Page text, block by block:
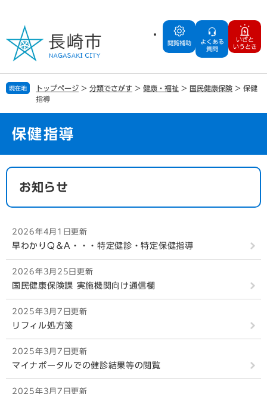
の
で
す
ー
ば
し
閲覧補助
よくある
質問
いざと
いうとき
現在地 トップページ > 分類でさがす > 健康・福祉 > 国民健康保険 > 保健
指導
保健指導
本
お知らせ
2026年4月1日更新
早わかりQ＆A・・・特定健診・特定保健指導
2026年3月25日更新
国民健康保険課 実施機関向け通信欄
2025年3月7日更新
リフィル処方箋
2025年3月7日更新
マイナポータルでの健診結果等の閲覧
2025年3月7日更新